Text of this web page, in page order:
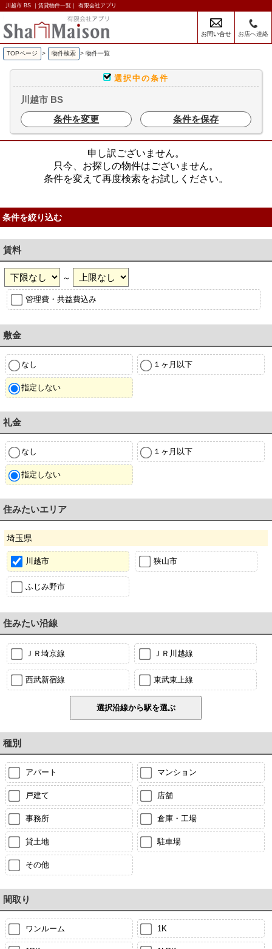
川越市 BS ｜賃貸物件一覧｜ 有限会社アプリ
お問い合せ お店へ連絡
TOPページ > 物件検索 > 物件一覧
選択中の条件
川越市 BS
条件を変更
条件を保存
申し訳ございません。
只今、お探しの物件はございません。
条件を変えて再度検索をお試しください。
条件を絞り込む
賃料
～
管理費・共益費込み
敷金
なし １ヶ月以下
指定しない
礼金
なし １ヶ月以下
指定しない
住みたいエリア
埼玉県
川越市 狭山市
ふじみ野市
住みたい沿線
ＪＲ埼京線 ＪＲ川越線
西武新宿線 東武東上線
種別
アパート マンション
戸建て 店舗
事務所 倉庫・工場
貸土地 駐車場
その他
間取り
ワンルーム 1K